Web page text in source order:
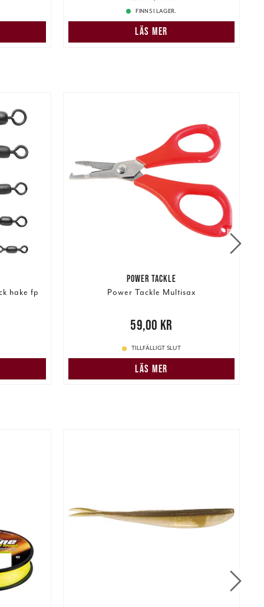
FINNS I LAGER.
LÄS MER
hake fp
POWER TACKLE
Power Tackle Multisax
59,00 kr59,00 kr
TILLFÄLLIGT SLUT
LÄS MER